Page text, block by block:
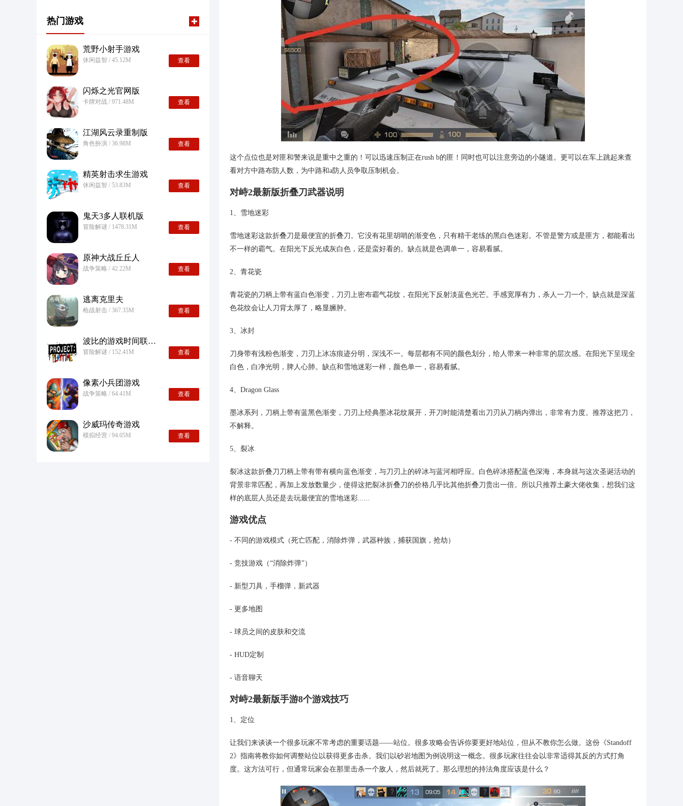
热门游戏
荒野小射手游戏
休闲益智 / 45.12M 查看
闪烁之光官网版
卡牌对战 / 971.48M 查看
江湖风云录重制版
角色扮演 / 36.98M 查看
精英射击求生游戏
休闲益智 / 53.83M 查看
鬼天3多人联机版
冒险解谜 / 1478.31M 查看
原神大战丘丘人
战争策略 / 42.22M 查看
逃离克里夫
枪战射击 / 367.35M 查看
波比的游戏时间联机版
冒险解谜 / 152.41M 查看
像素小兵团游戏
战争策略 / 64.41M 查看
沙威玛传奇游戏
模拟经营 / 94.05M 查看
这个点位也是对匪和警来说是重中之重的！可以迅速压制正在rush b的匪！同时也可以注意旁边的小隧道。更可以在车上跳起来查
看对方中路布防人数，为中路和a防人员争取压制机会。
对峙2最新版折叠刀武器说明
1、雪地迷彩
雪地迷彩这款折叠刀是最便宜的折叠刀。它没有花里胡哨的渐变色，只有精干老练的黑白色迷彩。不管是警方或是匪方，都能看出
不一样的霸气。在阳光下反光成灰白色，还是蛮好看的。缺点就是色调单一，容易看腻。
2、青花瓷
青花瓷的刀柄上带有蓝白色渐变，刀刃上密布霸气花纹，在阳光下反射淡蓝色光芒。手感宽厚有力，杀人一刀一个。缺点就是深蓝
色花纹会让人刀背太厚了，略显臃肿。
3、冰封
刀身带有浅粉色渐变，刀刃上冰冻痕迹分明，深浅不一。每层都有不同的颜色划分，给人带来一种非常的层次感。在阳光下呈现全
白色，白净光明，脾人心肺。缺点和雪地迷彩一样，颜色单一，容易看腻。
4、Dragon Glass
墨冰系列，刀柄上带有蓝黑色渐变，刀刃上经典墨冰花纹展开，开刀时能清楚看出刀刃从刀柄内弹出，非常有力度。推荐这把刀，
不解释。
5、裂冰
裂冰这款折叠刀刀柄上带有带有横向蓝色渐变，与刀刃上的碎冰与蓝河相呼应。白色碎冰搭配蓝色深海，本身就与这次圣诞活动的
背景非常匹配，再加上发放数量少，使得这把裂冰折叠刀的价格几乎比其他折叠刀贵出一倍。所以只推荐土豪大佬收集，想我们这
样的底层人员还是去玩最便宜的雪地迷彩......
游戏优点
- 不同的游戏模式（死亡匹配，消除炸弹，武器种族，捕获国旗，抢劫）
- 竞技游戏（“消除炸弹”）
- 新型刀具，手榴弹，新武器
- 更多地图
- 球员之间的皮肤和交流
- HUD定制
- 语音聊天
对峙2最新版手游8个游戏技巧
1、定位
让我们来谈谈一个很多玩家不常考虑的重要话题——站位。很多攻略会告诉你要更好地站位，但从不教你怎么做。这份《Standoff
2》指南将教你如何调整站位以获得更多击杀。我们以砂岩地图为例说明这一概念。很多玩家往往会以非常适得其反的方式打角
度。这方法可行，但通常玩家会在那里击杀一个敌人，然后就死了。那么理想的持法角度应该是什么？